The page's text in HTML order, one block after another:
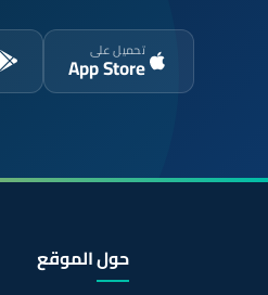
تحميل على
App Store
حول الموقع